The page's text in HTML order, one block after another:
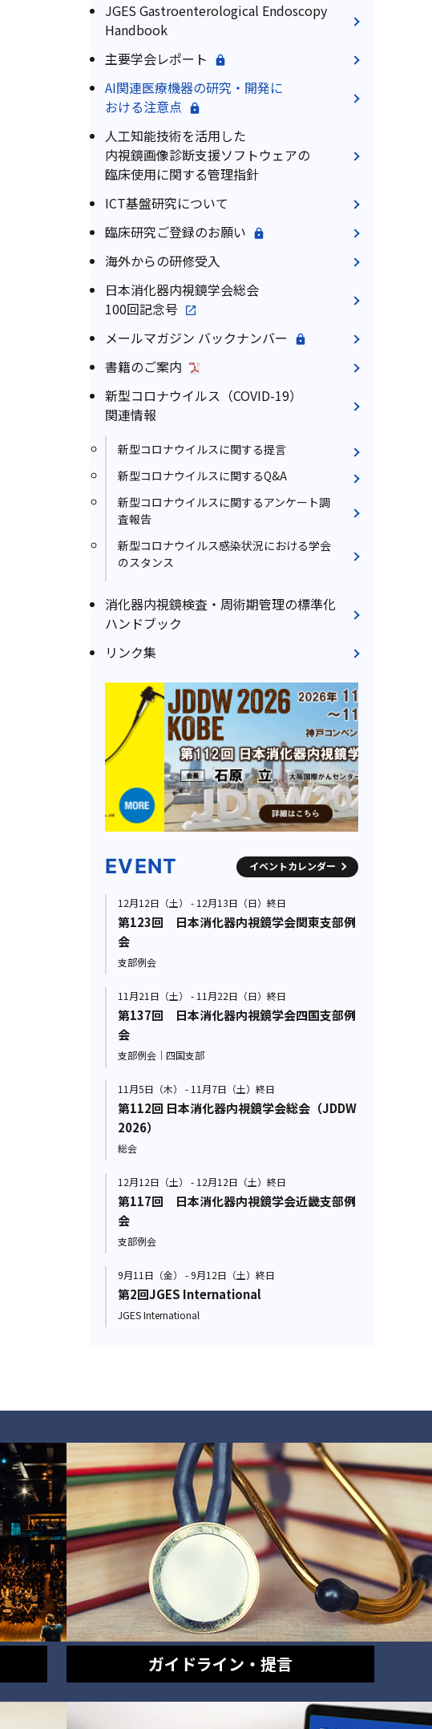
JGES Gastroenterological Endoscopy
Handbook
主要学会レポート
AI関連医療機器の研究・開発に
おける注意点
人工知能技術を活用した
内視鏡画像診断支援ソフトウェアの
臨床使用に関する管理指針
ICT基盤研究について
臨床研究ご登録のお願い
海外からの研修受入
日本消化器内視鏡学会総会
100回記念号
メールマガジン バックナンバー
書籍のご案内
新型コロナウイルス（COVID-19）
関連情報
新型コロナウイルスに関する提言
新型コロナウイルスに関するQ&A
新型コロナウイルスに関するアンケート調
査報告
新型コロナウイルス感染状況における学会
のスタンス
消化器内視鏡検査・周術期管理の標準化
ハンドブック
リンク集
EVENT イベントカレンダー
12月12日（土） - 12月13日（日）終日
第123回 日本消化器内視鏡学会関東支部例
会
支部例会
11月21日（土） - 11月22日（日）終日
第137回 日本消化器内視鏡学会四国支部例
会
支部例会｜四国支部
11月5日（木） - 11月7日（土）終日
第112回 日本消化器内視鏡学会総会（JDDW
2026）
総会
12月12日（土） - 12月12日（土）終日
第117回 日本消化器内視鏡学会近畿支部例
会
支部例会
9月11日（金） - 9月12日（土）終日
第2回JGES International
JGES International
ガイドライン・提言